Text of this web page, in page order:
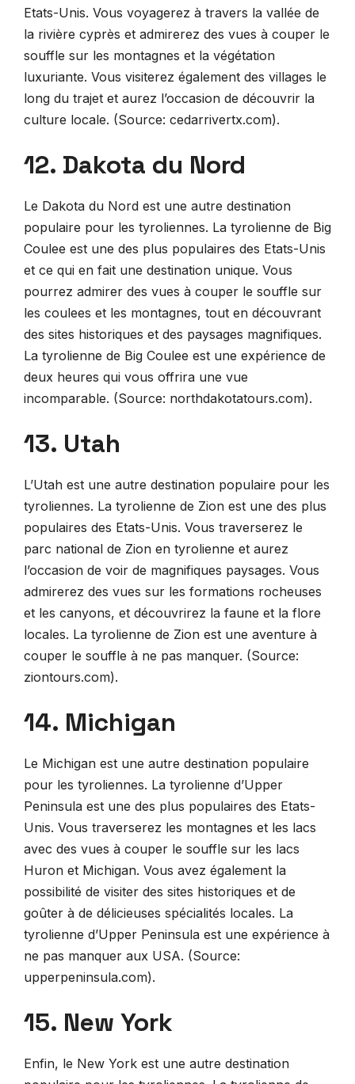
Etats-Unis. Vous voyagerez à travers la vallée de
la rivière cyprès et admirerez des vues à couper le
souffle sur les montagnes et la végétation
luxuriante. Vous visiterez également des villages le
long du trajet et aurez l’occasion de découvrir la
culture locale. (Source: cedarrivertx.com).
12. Dakota du Nord
Le Dakota du Nord est une autre destination
populaire pour les tyroliennes. La tyrolienne de Big
Coulee est une des plus populaires des Etats-Unis
et ce qui en fait une destination unique. Vous
pourrez admirer des vues à couper le souffle sur
les coulees et les montagnes, tout en découvrant
des sites historiques et des paysages magnifiques.
La tyrolienne de Big Coulee est une expérience de
deux heures qui vous offrira une vue
incomparable. (Source: northdakotatours.com).
13. Utah
L’Utah est une autre destination populaire pour les
tyroliennes. La tyrolienne de Zion est une des plus
populaires des Etats-Unis. Vous traverserez le
parc national de Zion en tyrolienne et aurez
l’occasion de voir de magnifiques paysages. Vous
admirerez des vues sur les formations rocheuses
et les canyons, et découvrirez la faune et la flore
locales. La tyrolienne de Zion est une aventure à
couper le souffle à ne pas manquer. (Source:
ziontours.com).
14. Michigan
Le Michigan est une autre destination populaire
pour les tyroliennes. La tyrolienne d’Upper
Peninsula est une des plus populaires des Etats-
Unis. Vous traverserez les montagnes et les lacs
avec des vues à couper le souffle sur les lacs
Huron et Michigan. Vous avez également la
possibilité de visiter des sites historiques et de
goûter à de délicieuses spécialités locales. La
tyrolienne d’Upper Peninsula est une expérience à
ne pas manquer aux USA. (Source:
upperpeninsula.com).
15. New York
Enfin, le New York est une autre destination